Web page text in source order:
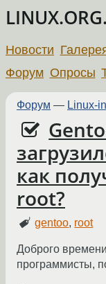
Новости
Форум Опросы
Форум — Linux-
как
root?
gentoo, root
Доброго
программисты,